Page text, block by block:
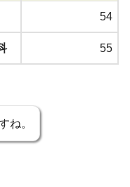
54
55
ね。